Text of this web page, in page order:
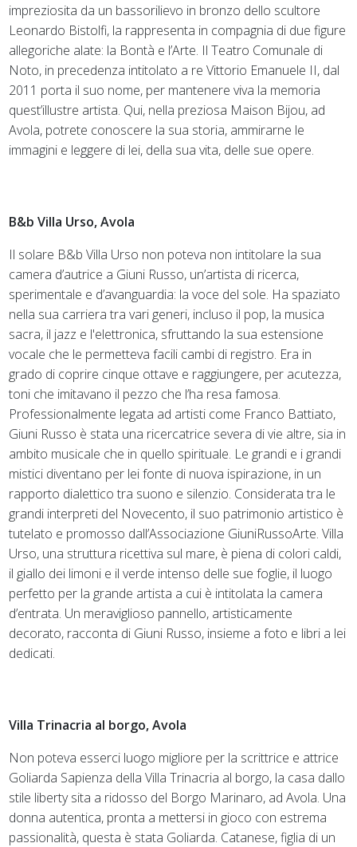
impreziosita da un bassorilievo in bronzo dello scultore
Leonardo Bistolfi, la rappresenta in compagnia di due figure
allegoriche alate: la Bontà e l’Arte. Il Teatro Comunale di
Noto, in precedenza intitolato a re Vittorio Emanuele II, dal
2011 porta il suo nome, per mantenere viva la memoria
quest’illustre artista. Qui, nella preziosa Maison Bijou, ad
Avola, potrete conoscere la sua storia, ammirarne le
immagini e leggere di lei, della sua vita, delle sue opere.
B&b Villa Urso, Avola
Il solare B&b Villa Urso non poteva non intitolare la sua
camera d’autrice a Giuni Russo, un’artista di ricerca,
sperimentale e d’avanguardia: la voce del sole. Ha spaziato
nella sua carriera tra vari generi, incluso il pop, la musica
sacra, il jazz e l'elettronica, sfruttando la sua estensione
vocale che le permetteva facili cambi di registro. Era in
grado di coprire cinque ottave e raggiungere, per acutezza,
toni che imitavano il pezzo che l’ha resa famosa.
Professionalmente legata ad artisti come Franco Battiato,
Giuni Russo è stata una ricercatrice severa di vie altre, sia in
ambito musicale che in quello spirituale. Le grandi e i grandi
mistici diventano per lei fonte di nuova ispirazione, in un
rapporto dialettico tra suono e silenzio. Considerata tra le
grandi interpreti del Novecento, il suo patrimonio artistico è
tutelato e promosso dall’Associazione GiuniRussoArte. Villa
Urso, una struttura ricettiva sul mare, è piena di colori caldi,
il giallo dei limoni e il verde intenso delle sue foglie, il luogo
perfetto per la grande artista a cui è intitolata la camera
d’entrata. Un meraviglioso pannello, artisticamente
decorato, racconta di Giuni Russo, insieme a foto e libri a lei
dedicati.
Villa Trinacria al borgo, Avola
Non poteva esserci luogo migliore per la scrittrice e attrice
Goliarda Sapienza della Villa Trinacria al borgo, la casa dallo
stile liberty sita a ridosso del Borgo Marinaro, ad Avola. Una
donna autentica, pronta a mettersi in gioco con estrema
passionalità, questa è stata Goliarda. Catanese, figlia di un